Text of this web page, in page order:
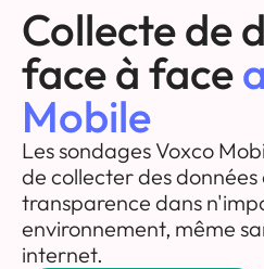
Collecte de
face à face
Mobile
Les sondages Voxco
de collecter des données
transparence dans
environnement, même
internet.